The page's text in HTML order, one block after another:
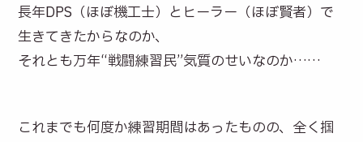
長年DPS（ほぼ機工士）とヒーラー（ほぼ賢者）で
生きてきたからなのか、
それとも万年“戦闘練習民”気質のせいなのか……
これまでも何度か練習期間はあったものの、全く掴